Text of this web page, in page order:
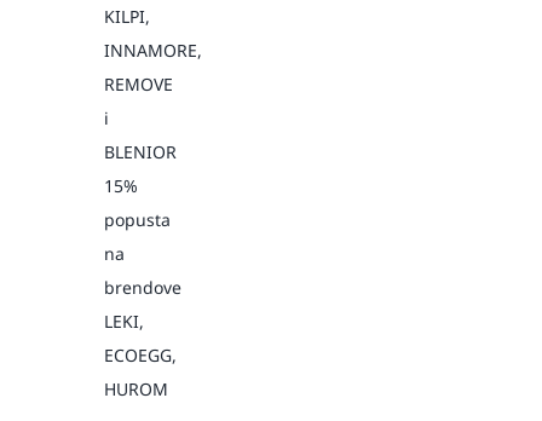
KILPI,
INNAMORE,
REMOVE
i
BLENIOR
15%
popusta
na
brendove
LEKI,
ECOEGG,
HUROM